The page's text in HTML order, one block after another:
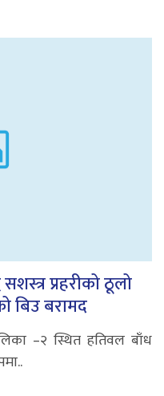
प्रहरीको ठूलो
बिउ बरामद
–२ स्थित हतिवल बाँध